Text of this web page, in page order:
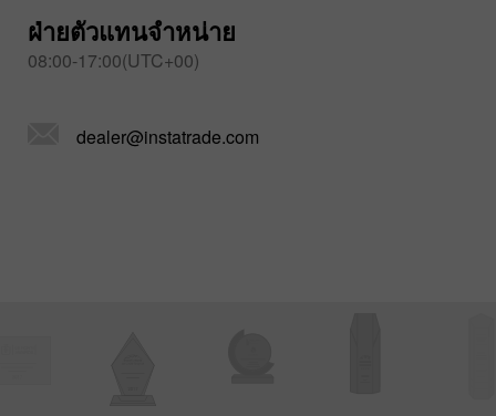
ฝ่ายตัวแทนจำหน่าย
08:00-17:00(UTC+00)
dealer@instatrade.com